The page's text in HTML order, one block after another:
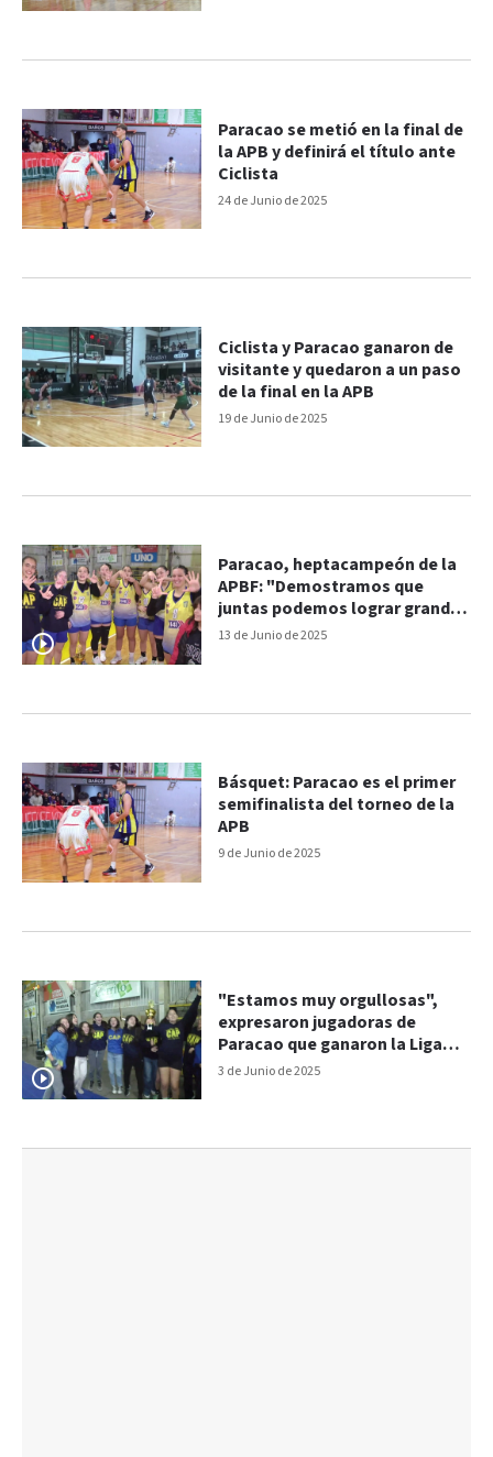
24 de Junio de 2025
Paracao se metió en la final de
la APB y definirá el título ante
Ciclista
19 de Junio de 2025
Ciclista y Paracao ganaron de
visitante y quedaron a un paso
de la final en la APB
13 de Junio de 2025
Paracao, heptacampeón de la
APBF: "Demostramos que
juntas podemos lograr grandes
cosas"
9 de Junio de 2025
Básquet: Paracao es el primer
semifinalista del torneo de la
APB
3 de Junio de 2025
"Estamos muy orgullosas",
expresaron jugadoras de
Paracao que ganaron la Liga
Provincial U17